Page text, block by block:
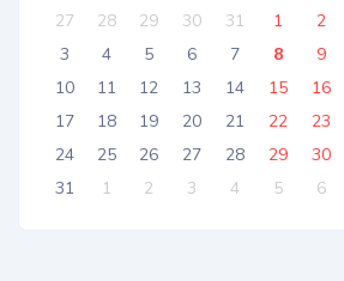
27
28 29 30 31 1
2
3
4 5 6 7 8
9
10
11 12 13 14 15
16
17
18 19 20 21 22
23
24
25 26 27 28 29
30
31
1 2 3 4 5 6